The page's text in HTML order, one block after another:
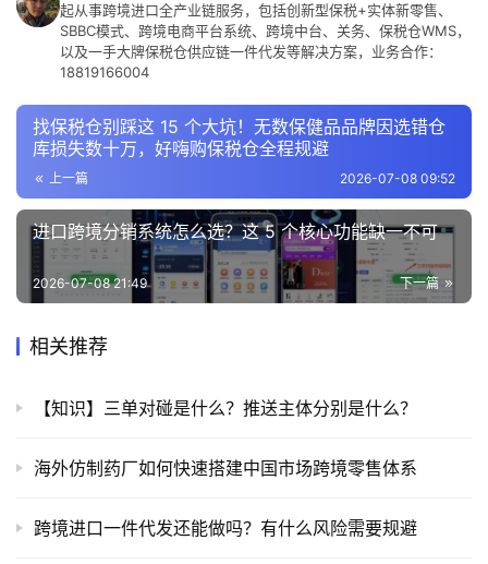
起从事跨境进口全产业链服务，包括创新型保税+实体新零售、
SBBC模式、跨境电商平台系统、跨境中台、关务、保税仓WMS，
以及一手大牌保税仓供应链一件代发等解决方案，业务合作：
18819166004
找保税仓别踩这 15 个大坑！无数保健品品牌因选错仓
库损失数十万，好嗨购保税仓全程规避
上一篇 2026-07-08 09:52
进口跨境分销系统怎么选？这 5 个核心功能缺一不可
下一篇
2026-07-08 21:49
相关推荐
【知识】三单对碰是什么？推送主体分别是什么？
海外仿制药厂如何快速搭建中国市场跨境零售体系
跨境进口一件代发还能做吗？有什么风险需要规避